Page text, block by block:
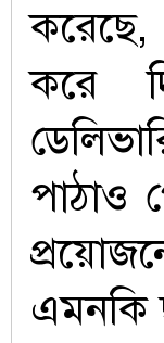
করেছে,
করে
পাঠাও
এমনকি